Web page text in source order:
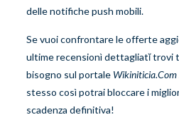
delle notifiche push mobili.
Se vuoi confrontare le offerte
ultime recensionì dettagliatĭ trovi
bisogno sul portale Wikini­ticia​.Com
stesso così potrai bloccare i
scadenza definitiva!